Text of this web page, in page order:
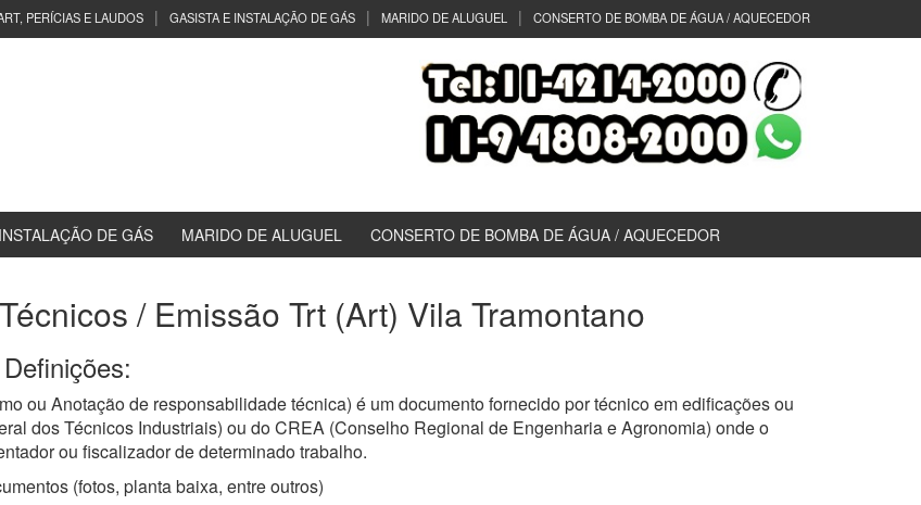
PERÍCIAS E LAUDOS GASISTA E INSTALAÇÃO DE GÁS MARIDO DE ALUGUEL CONSERTO DE BOMBA DE ÁGUA / AQUECEDOR
DE GÁS MARIDO DE ALUGUEL CONSERTO DE BOMBA DE ÁGUA / AQUECEDOR
/ Emissão Trt (Art) Vila Tramontano
ou Anotação de responsabilidade técnica) é um documento fornecido por técnico em edificações ou
dos Técnicos Industriais) ou do CREA (Conselho Regional de Engenharia e Agronomia) onde o
ou fiscalizador de determinado trabalho.
(fotos, planta baixa, entre outros)